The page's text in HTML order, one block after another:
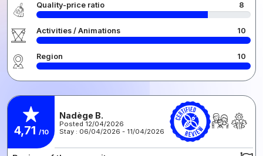
Quality-price ratio 8
Activities / Animations 10
Region 10
4,71 /10
Nadège B.
Posted 12/04/2026
Stay : 06/04/2026 - 11/04/2026